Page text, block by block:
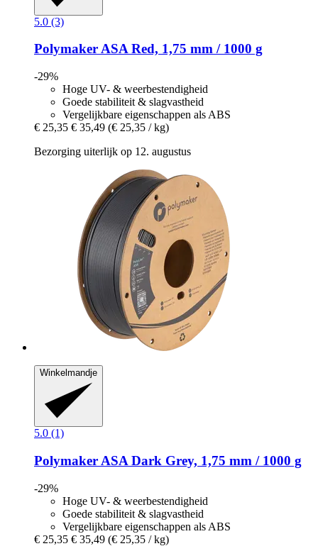
5.0 (3)
PolymakerASA Red, 1,75 mm / 1000 g
-29%
Hoge UV- & weerbestendigheid
Goede stabiliteit & slagvastheid
Vergelijkbare eigenschappen als ABS
€ 25,35 € 35,49 (€ 25,35 / kg)
Bezorging uiterlijk op 12. augustus
Winkelmandje
5.0 (1)
Polymaker ASA Dark Grey, 1,75 mm / 1000 g
-29%
Hoge UV- & weerbestendigheid
Goede stabiliteit & slagvastheid
Vergelijkbare eigenschappen als ABS
€ 25,35 € 35,49 (€ 25,35 / kg)